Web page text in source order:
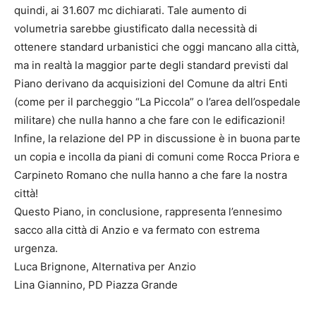
quindi, ai 31.607 mc dichiarati. Tale aumento di
volumetria sarebbe giustificato dalla necessità di
ottenere standard urbanistici che oggi mancano alla città,
ma in realtà la maggior parte degli standard previsti dal
Piano derivano da acquisizioni del Comune da altri Enti
(come per il parcheggio “La Piccola” o l’area dell’ospedale
militare) che nulla hanno a che fare con le edificazioni!
Infine, la relazione del PP in discussione è in buona parte
un copia e incolla da piani di comuni come Rocca Priora e
Carpineto Romano che nulla hanno a che fare la nostra
città!
Questo Piano, in conclusione, rappresenta l’ennesimo
sacco alla città di Anzio e va fermato con estrema
urgenza.
Luca Brignone, Alternativa per Anzio
Lina Giannino, PD Piazza Grande